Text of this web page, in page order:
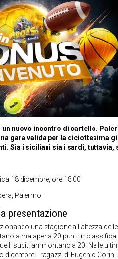
un nuovo incontro di cartello.
gara valida per la diciottesima
Sia i siciliani sia i sardi,
18 dicembre, ore 18.00
Palermo
presentazione
una stagione all’altezza
a malapena 20 punti in
subiti ammontano a 20. Nelle
dicembre. I ragazzi di Eugenio